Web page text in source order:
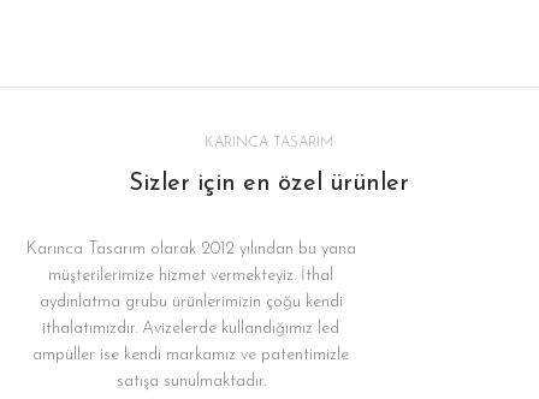
KARINCA TASARIM
Sizler için en özel ürünler
Karınca Tasarım olarak 2012 yılından bu yana
müşterilerimize hizmet vermekteyiz. İthal
aydınlatma grubu ürünlerimizin çoğu kendi
ithalatımızdır. Avizelerde kullandığımız led
ampüller ise kendi markamız ve patentimizle
satışa sunulmaktadır.